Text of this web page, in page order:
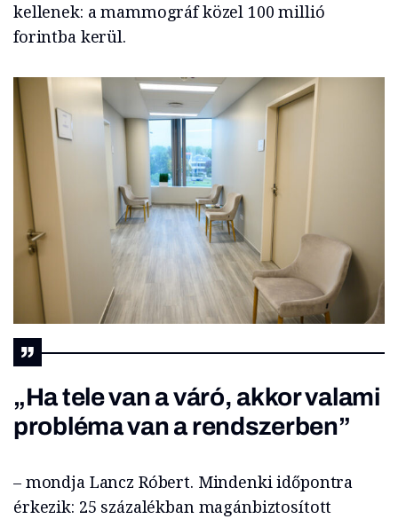
kellenek: a mammográf közel 100 millió
forintba kerül.
„Ha tele van a váró, akkor valami
probléma van a rendszerben”
– mondja Lancz Róbert. Mindenki időpontra
érkezik: 25 százalékban magánbiztosított